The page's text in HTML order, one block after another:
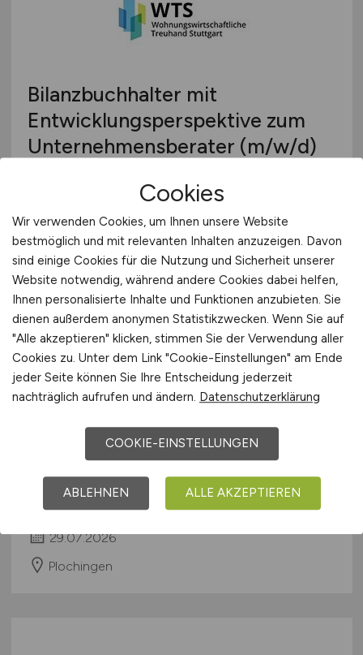
Bilanzbuchhalter mit
Entwicklungsperspektive zum
Unternehmensberater (m/w/d)
WTS Wohnungswirtschaftliche Treuhand
vor 6 Tagen
Stuttgart
SAP Inhouse Consultant(w/m/d)
PP / QM
CeramTec GmbH
29.07.2026
Plochingen
Cookies
Wir verwenden Cookies, um Ihnen unsere Website
bestmöglich und mit relevanten Inhalten anzuzeigen. Davon
sind einige Cookies für die Nutzung und Sicherheit unserer
Website notwendig, während andere Cookies dabei helfen,
Ihnen personalisierte Inhalte und Funktionen anzubieten. Sie
dienen außerdem anonymen Statistikzwecken. Wenn Sie auf
"Alle akzeptieren" klicken, stimmen Sie der Verwendung aller
Cookies zu. Unter dem Link "Cookie-Einstellungen" am Ende
jeder Seite können Sie Ihre Entscheidung jederzeit
nachträglich aufrufen und ändern. Datenschutzerklärung
COOKIE-EINSTELLUNGEN
ABLEHNEN ALLE AKZEPTIEREN